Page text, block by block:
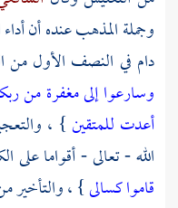
وجملة المذهب عنده أن
دام في النصف الأول
وسارعوا إلى مغفرة من
أعدت للمتقين} ،
الله - تعالى - أقواما
قاموا كسالى} ، والتأخير